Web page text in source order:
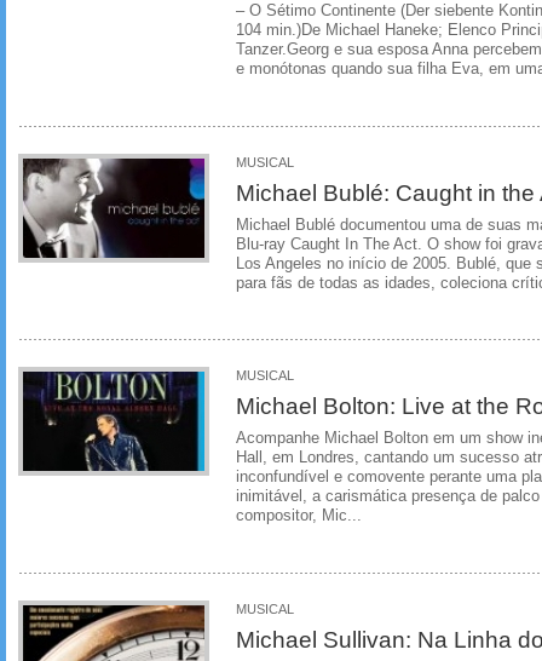
– O Sétimo Continente (Der siebente
104 min.)De Michael Haneke; Elenco
Tanzer.Georg e sua esposa Anna
e monótonas quando sua filha Eva, em
MUSICAL
Michael Bublé: Caught in the
Michael Bublé documentou uma de suas
Blu-ray Caught In The Act. O show foi
Los Angeles no início de 2005. Bublé, que
para fãs de todas as idades, coleciona
MUSICAL
Michael Bolton: Live at the
Acompanhe Michael Bolton em um show
Hall, em Londres, cantando um sucesso
inconfundível e comovente perante uma
inimitável, a carismática presença de
compositor, Mic...
MUSICAL
Michael Sullivan: Na Linha